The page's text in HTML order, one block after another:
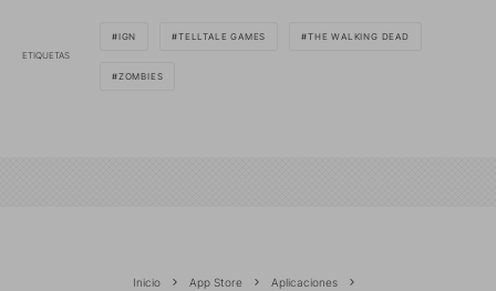
ETIQUETAS
IGN TELLTALE GAMES THE WALKING DEAD
ZOMBIES
Inicio App Store
Aplicaciones